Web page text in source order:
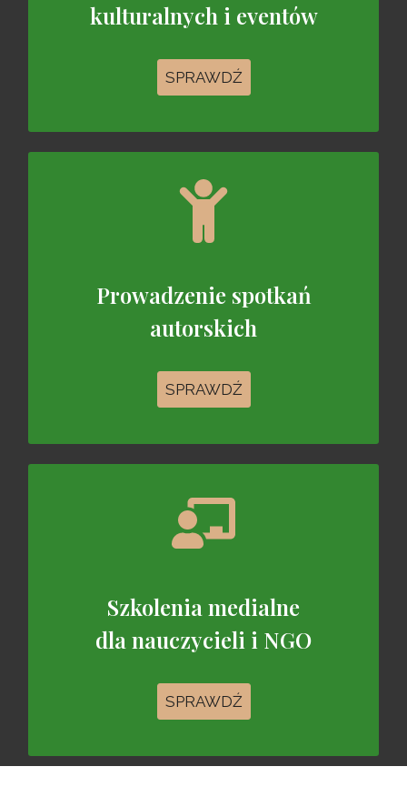
kulturalnych i eventów
SPRAWDŹ
Prowadzenie spotkań
autorskich
SPRAWDŹ
Szkolenia medialne
dla nauczycieli i NGO
SPRAWDŹ